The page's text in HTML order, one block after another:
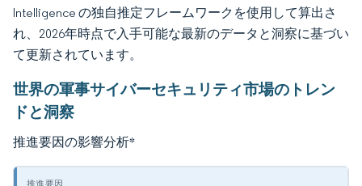
Intelligence の独自推定フレームワークを使用して算出さ
れ、2026年時点で入手可能な最新のデータと洞察に基づい
て更新されています。
世界の軍事サイバーセキュリティ市場のトレン
ドと洞察
推進要因の影響分析*